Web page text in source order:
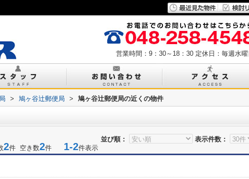
営業時間：9：30～18：30 定休日：毎週水曜
> 鳩ヶ谷辻郵便局 > 鳩ヶ谷辻郵便局の近くの物件
並び順：
表示件数：
2件 空き数2件 1-2件表示